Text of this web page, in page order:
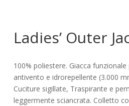
Ladies’ Outer
100% poliestere. Giacca
antivento e idrorepellente (3.000
Cuciture sigillate, Traspirante e
leggermente sciancrata. Colletto